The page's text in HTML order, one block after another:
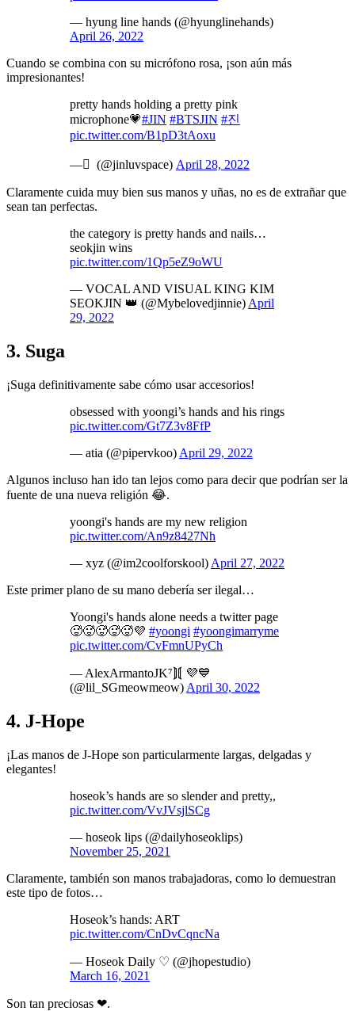
— hyung line hands (@hyunglinehands)
April 26, 2022
Cuando se combina con su micrófono rosa, ¡son aún más
impresionantes!
pretty hands holding a pretty pink
microphone💗#JIN #BTSJIN #진
pic.twitter.com/B1pD3tAoxu
— ً (@jinluvspace) April 28, 2022
Claramente cuida muy bien sus manos y uñas, no es de extrañar que
sean tan perfectas.
the category is pretty hands and nails…
seokjin wins
pic.twitter.com/1Qp5eZ9oWU
— VOCAL AND VISUAL KING KIM
SEOKJIN 👑 (@Mybelovedjinnie) April
29, 2022
3. Suga
¡Suga definitivamente sabe cómo usar accesorios!
obsessed with yoongi’s hands and his rings
pic.twitter.com/Gt7Z3v8FfP
— atia (@pipervkoo) April 29, 2022
Algunos incluso han ido tan lejos como para decir que podrían ser la
fuente de una nueva religión 😂.
yoongi's hands are my new religion
pic.twitter.com/An9z8427Nh
— xyz (@im2coolforskool) April 27, 2022
Este primer plano de su mano debería ser ilegal…
Yoongi's hands alone needs a twitter page
🥵🥵🥵🥵🥵💜 #yoongi #yoongimarryme
pic.twitter.com/CvFmnUPyCh
— AlexArmantoJK⁷⟭⟬ 💜💙
(@lil_SGmeowmeow) April 30, 2022
4. J-Hope
¡Las manos de J-Hope son particularmente largas, delgadas y
elegantes!
hoseok’s hands are so slender and pretty,,
pic.twitter.com/VvJVsjlSCg
— hoseok lips (@dailyhoseoklips)
November 25, 2021
Claramente, también son manos trabajadoras, como lo demuestran
este tipo de fotos…
Hoseok’s hands: ART
pic.twitter.com/CnDvCqncNa
— Hoseok Daily ♡ (@jhopestudio)
March 16, 2021
Son tan preciosas ❤.